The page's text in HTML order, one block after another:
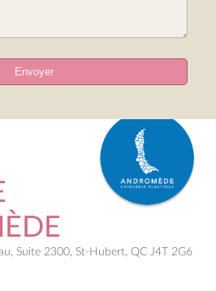
Suite 2300, St-Hubert, QC J4T 2G6